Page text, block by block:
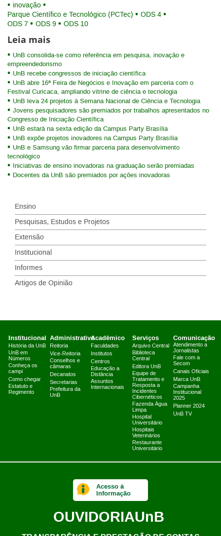
inovação
Parque Científico e Tecnológico (PCTec)
ODS 4
ODS 7
ODS 9 ODS 10
Leia mais
UnB consolida-se como referência em pesquisa, inovação e
empreendedorismo
UnB recebe congressos de iniciação científica
UnB abre 16ª Feira de Negócios e Inovação em parceria com o
Festival Curicaca, ampliando vitrine de ciência e tecnologia
UnB leva 24 projetos à Semana Nacional de Ciência e Tecnologia
Jovens pesquisadores são premiados por trabalhos apresentados no
Congresso de Iniciação Científica
UnB estará na sexta edição da Campus Party Brasília
UnB expõe projetos inovadores na Campus Party Brasília
UnB e Samsung vão firmar parceria para desenvolvimento
tecnológico
Iniciativas de ensino inovadoras na graduação serão premiadas
Docentes da UnB são premiados por ações inovadoras
Ensino
Pesquisas, Estudos e Projetos
Extensão
Institucional
Informes
Artigos de Opinião
Institucional
História da UnB
UnB em
Números
Conheça os
campi
Como chegar
Estatuto e
Regimento
Administrativo
Reitoria
Vice-Reitoria
Conselhos e
câmaras
Decanatos
Secretarias
Prefeitura da
UnB
Acadêmico
Faculdades
Institutos
Centros
Educação a
Distância
Assuntos
Internacionais
Serviços
Arquivo Central
Biblioteca
Central
Editora UnB
Equipe de
Tratamento e
Resposta a
Incidentes
Cibernéticos
Fazenda Água
Limpa
Hospital
Universitário
Hospitais
Veterinários
Restaurante
Universitário
Comunicação
Atendimento a
Jornalistas
Fale com a
Secom
Canais Oficiais
Marca UnB
Campanha
Institucional
2025
Planner 2024
UnB TV
Acesso à
Informação
OUVIDORIAUnB